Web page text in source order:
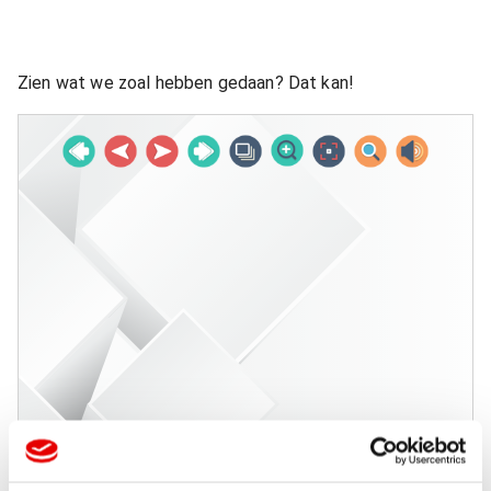
Zien wat we zoal hebben gedaan? Dat kan!